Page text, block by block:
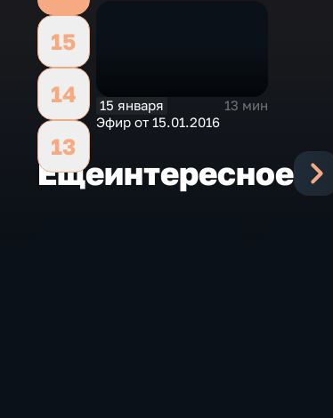
15
14
13
15 января
13 мин
Эфир от 15.01.2016
Ещеинтересное